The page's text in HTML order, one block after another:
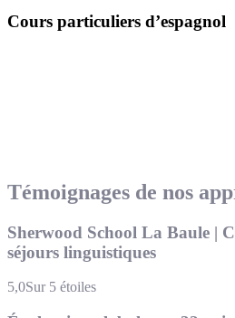
Cours particuliers d’espagnol
Témoignages de nos
Sherwood School La Baule |
séjours linguistiques
5,0Sur 5 étoiles